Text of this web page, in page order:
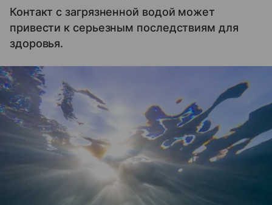
Контакт с загрязненной водой может
привести к серьезным последствиям для
здоровья.